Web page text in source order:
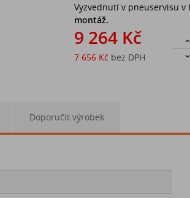
Vyzvednutí v pneuservisu v
montáž.
9 264 Kč
7 656 Kč bez DPH


Doporučit výrobek